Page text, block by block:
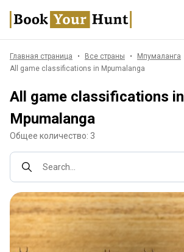
Главная страница Все страны
Мпумаланга
All game classifications in Mpumalanga
All game classifications in
Mpumalanga
Общее количество: 3
Search...